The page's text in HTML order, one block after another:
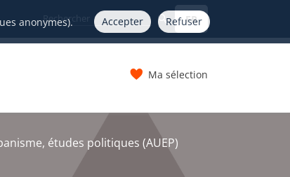
anonymes). Accepter Refuser
FR
Ma sélection
études politiques (AUEP)